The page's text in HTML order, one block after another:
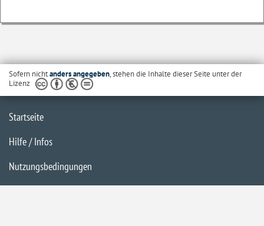
Sofern nichtanders angegeben, stehen die Inhalte dieser Seite unter der
Lizenz
Startseite
Hilfe / Infos
Nutzungsbedingungen